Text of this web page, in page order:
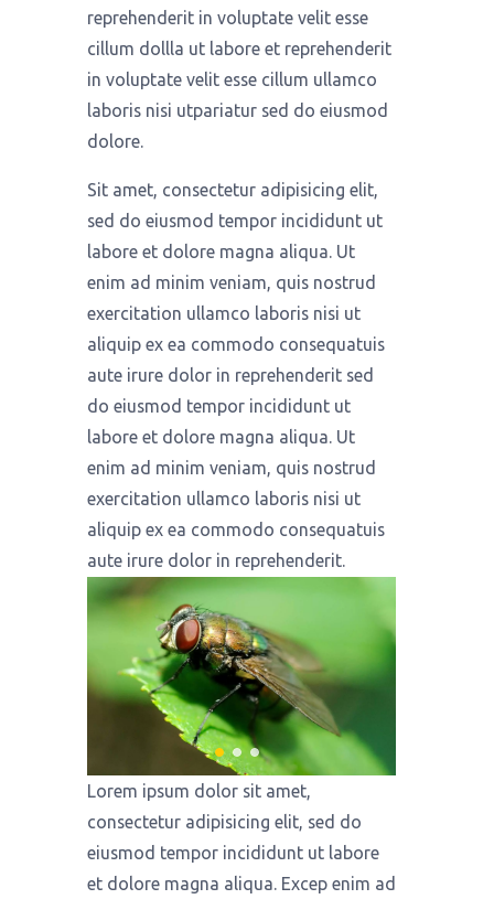
reprehenderit in voluptate velit esse
cillum dollla ut labore et reprehenderit
in voluptate velit esse cillum ullamco
laboris nisi utpariatur sed do eiusmod
dolore.
Sit amet, consectetur adipisicing elit,
sed do eiusmod tempor incididunt ut
labore et dolore magna aliqua. Ut
enim ad minim veniam, quis nostrud
exercitation ullamco laboris nisi ut
aliquip ex ea commodo consequatuis
aute irure dolor in reprehenderit sed
do eiusmod tempor incididunt ut
labore et dolore magna aliqua. Ut
enim ad minim veniam, quis nostrud
exercitation ullamco laboris nisi ut
aliquip ex ea commodo consequatuis
aute irure dolor in reprehenderit.
Lorem ipsum dolor sit amet,
consectetur adipisicing elit, sed do
eiusmod tempor incididunt ut labore
et dolore magna aliqua. Excep enim ad